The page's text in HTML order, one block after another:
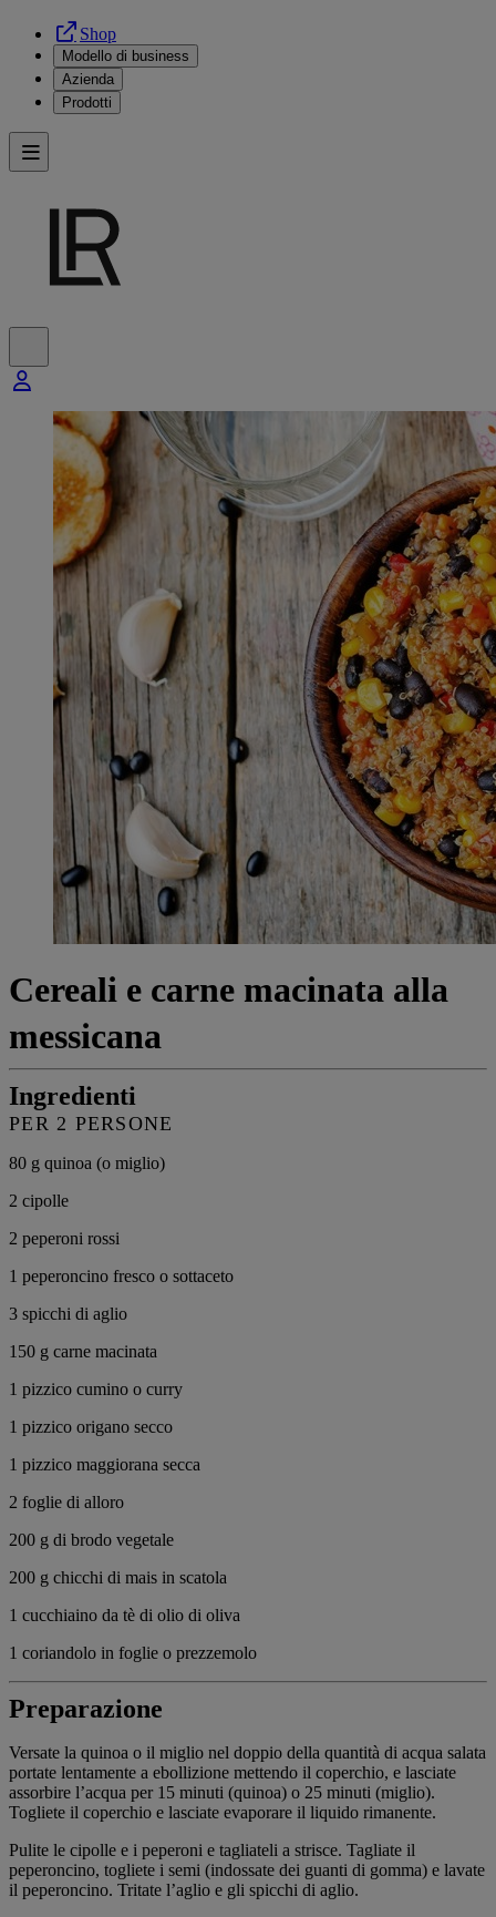
Shop
Modello di business
Azienda
Prodotti
Cereali e carne macinata alla
messicana
Ingredienti
PER 2 PERSONE
80 g quinoa (o miglio)
2 cipolle
2 peperoni rossi
1 peperoncino fresco o sottaceto
3 spicchi di aglio
150 g carne macinata
1 pizzico cumino o curry
1 pizzico origano secco
1 pizzico maggiorana secca
2 foglie di alloro
200 g di brodo vegetale
200 g chicchi di mais in scatola
1 cucchiaino da tè di olio di oliva
1 coriandolo in foglie o prezzemolo
Preparazione
Versate la quinoa o il miglio nel doppio della quantità di acqua salata
portate lentamente a ebollizione mettendo il coperchio, e lasciate
assorbire l’acqua per 15 minuti (quinoa) o 25 minuti (miglio).
Togliete il coperchio e lasciate evaporare il liquido rimanente.
Pulite le cipolle e i peperoni e tagliateli a strisce. Tagliate il
peperoncino, togliete i semi (indossate dei guanti di gomma) e lavate
il peperoncino. Tritate l’aglio e gli spicchi di aglio.